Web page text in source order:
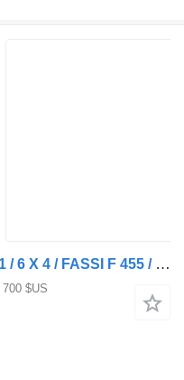
Mercedes-Benz / AROCS / 2651 / 6 X 4 / FASSI F 455 / WYS. 14,6 M / PILOT
700 $US